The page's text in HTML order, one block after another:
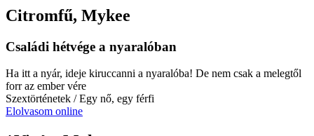
Citromfű, Mykee
Családi hétvége a nyaralóban
Ha itt a nyár, ideje kiruccanni a nyaralóba! De nem csak a melegtől
forr az ember vére
Szextörténetek / Egy nő, egy férfi
Elolvasom online